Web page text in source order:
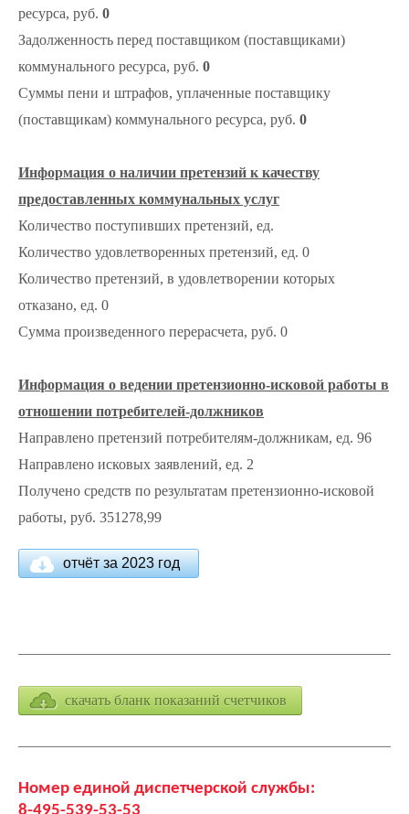
ресурса, руб. 0
Задолженность перед поставщиком (поставщиками)
коммунального ресурса, руб. 0
Суммы пени и штрафов, уплаченные поставщику
(поставщикам) коммунального ресурса, руб. 0
Информация о наличии претензий к качеству
предоставленных коммунальных услуг
Количество поступивших претензий, ед.
Количество удовлетворенных претензий, ед. 0
Количество претензий, в удовлетворении которых
отказано, ед. 0
Сумма произведенного перерасчета, руб. 0
Информация о ведении претензионно-исковой работы в
отношении потребителей-должников
Направлено претензий потребителям-должникам, ед. 96
Направлено исковых заявлений, ед. 2
Получено средств по результатам претензионно-исковой
работы, руб. 351278,99
отчёт за 2023 год
скачать бланк показаний счетчиков
Номер единой диспетчерской службы: